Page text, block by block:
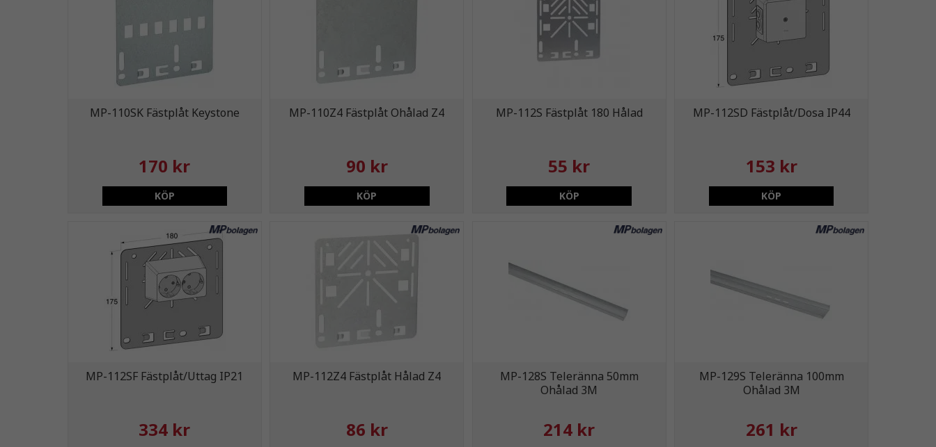
MP-110SK Fästplåt Keystone
170 kr
KÖP
MP-110Z4 Fästplåt Ohålad Z4
90 kr
KÖP
MP-112S Fästplåt 180 Hålad
55 kr
KÖP
MP-112SD Fästplåt/Dosa IP44
153 kr
KÖP
MP-112SF Fästplåt/Uttag IP21
334 kr
MP-112Z4 Fästplåt Hålad Z4
86 kr
MP-128S Teleränna 50mm
Ohålad 3M
214 kr
MP-129S Teleränna 100mm
Ohålad 3M
261 kr